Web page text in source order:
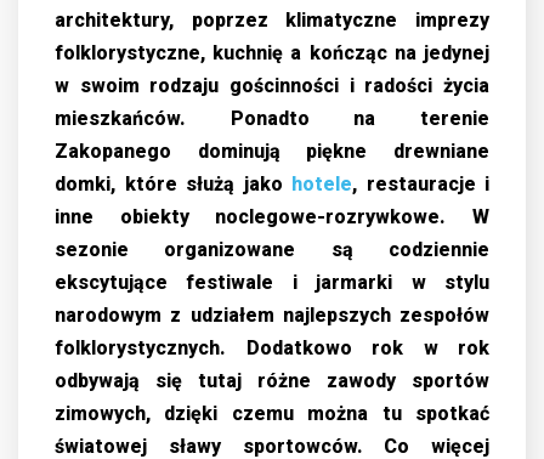
architektury, poprzez klimatyczne imprezy
folklorystyczne, kuchnię a kończąc na jedynej
w swoim rodzaju gościnności i radości życia
mieszkańców. Ponadto na terenie
Zakopanego dominują piękne drewniane
domki, które służą jako hotele, restauracje i
inne obiekty noclegowe-rozrywkowe. W
sezonie organizowane są codziennie
ekscytujące festiwale i jarmarki w stylu
narodowym z udziałem najlepszych zespołów
folklorystycznych. Dodatkowo rok w rok
odbywają się tutaj różne zawody sportów
zimowych, dzięki czemu można tu spotkać
światowej sławy sportowców. Co więcej